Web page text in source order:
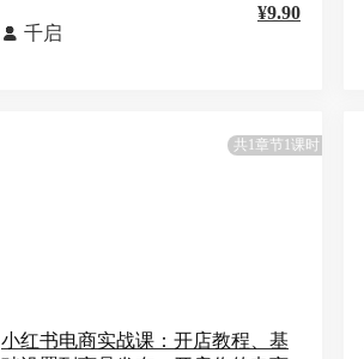
 千启
¥9.90
共1章节1课时
小红书电商实战课：开店教程、基